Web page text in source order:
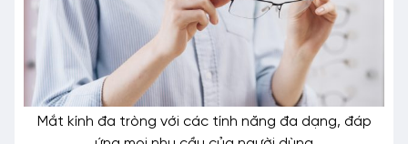
Mắt kính đa tròng với các tính năng đa dạng, đáp